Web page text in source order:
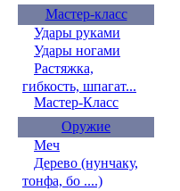
Мастер-класс
Удары руками
Удары ногами
Растяжка,
гибкость, шпагат...
Мастер-Класс
Оружие
Меч
Дерево (нунчаку,
тонфа, бо ....)